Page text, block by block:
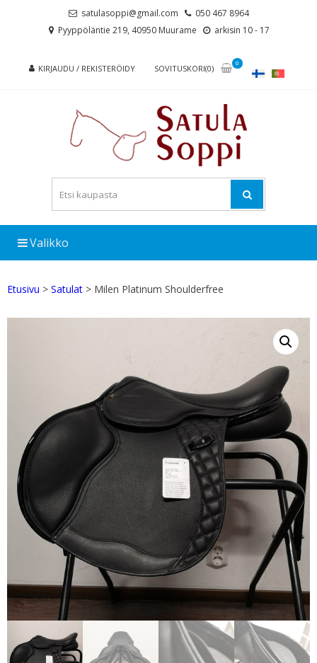
satulasoppi@gmail.com
050 467 8964
Pyyppöläntie 219, 40950 Muurame
arkisin 10 - 17
KIRJAUDU / REKISTERÖIDY SOVITUSKORI(0)
0
Valikko
Etusivu > Satulat > Milen Platinum Shoulderfree